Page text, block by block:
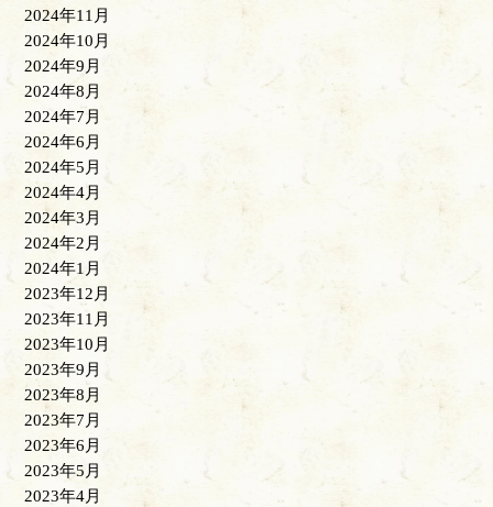
2024年11月
2024年10月
2024年9月
2024年8月
2024年7月
2024年6月
2024年5月
2024年4月
2024年3月
2024年2月
2024年1月
2023年12月
2023年11月
2023年10月
2023年9月
2023年8月
2023年7月
2023年6月
2023年5月
2023年4月